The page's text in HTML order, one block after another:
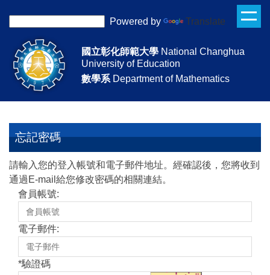
內
Powered by Translate
國立彰化師範大學 National Changhua
University of Education
數學系 Department of Mathematics
忘記密碼
請輸入您的登入帳號和電子郵件地址。經確認後，您將收到
通過E-mail給您修改密碼的相關連結。
會員帳號:
電子郵件:
*驗證碼